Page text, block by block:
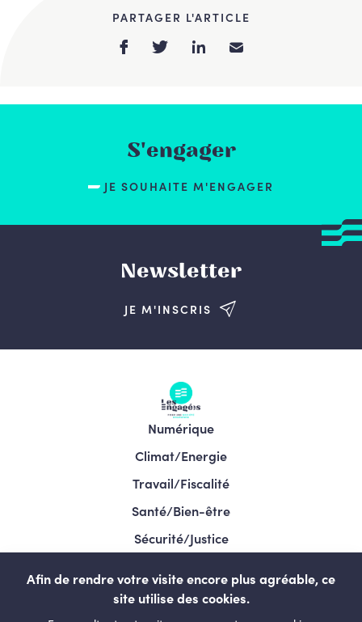
PARTAGER L'ARTICLE
S'engager
JE SOUHAITE M'ENGAGER
Newsletter
JE M'INSCRIS
Numérique
Climat/Energie
Travail/Fiscalité
Santé/Bien-être
Sécurité/Justice
Afin de rendre votre visite encore plus agréable, ce
site utilise des cookies.